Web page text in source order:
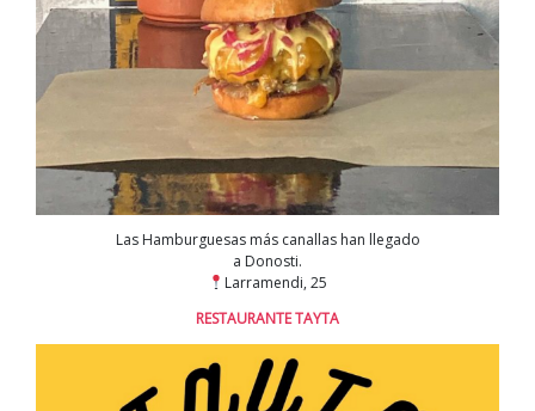
Las Hamburguesas más canallas han llegado
a Donosti.
Larramendi, 25
RESTAURANTE TAYTA